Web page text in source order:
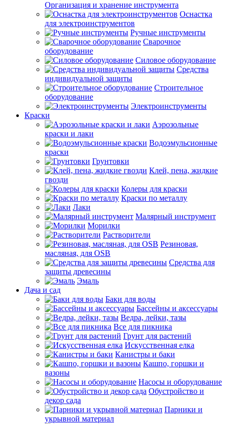
Организация и хранение инструмента
Оснастка
для электроинструментов
Ручные инструменты
Сварочное
оборудование
Силовое оборудование
Средства
индивидуальной защиты
Строительное
оборудование
Электроинструменты
Краски
Аэрозольные
краски и лаки
Водоэмульсионные
краски
Грунтовки
Клей, пена, жидкие
гвозди
Колеры для краски
Краски по металлу
Лаки
Малярный инструмент
Морилки
Растворители
Резиновая,
масляная, для OSB
Средства для
защиты древесины
Эмаль
Дача и сад
Баки для воды
Бассейны и аксессуары
Ведра, лейки, тазы
Все для пикника
Грунт для растений
Искусственная елка
Канистры и баки
Кашпо, горшки и
вазоны
Насосы и оборудование
Обустройство и
декор сада
Парники и
укрывной материал